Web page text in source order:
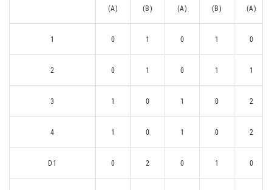
(A) (B) (A) (B) (A)
1 0 1 0 1 0
2 0 1 0 1 1
3 1 0 1 0 2
4 1 0 1 0 2
D1 0 2 0 1 0